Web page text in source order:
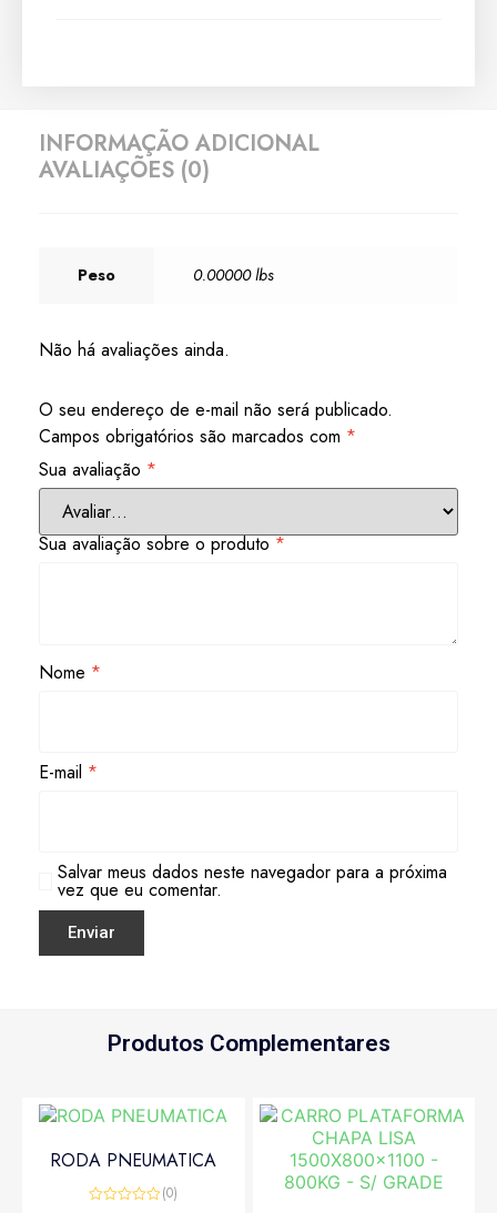
INFORMAÇÃO ADICIONAL
AVALIAÇÕES (0)
Peso 0.00000 lbs
Não há avaliações ainda.
O seu endereço de e-mail não será publicado.
Campos obrigatórios são marcados com *
Sua avaliação *
Sua avaliação sobre o produto*
Nome *
E-mail *
Salvar meus dados neste navegador para a próxima
vez que eu comentar.
Produtos Complementares
RODA PNEUMATICA
(0)